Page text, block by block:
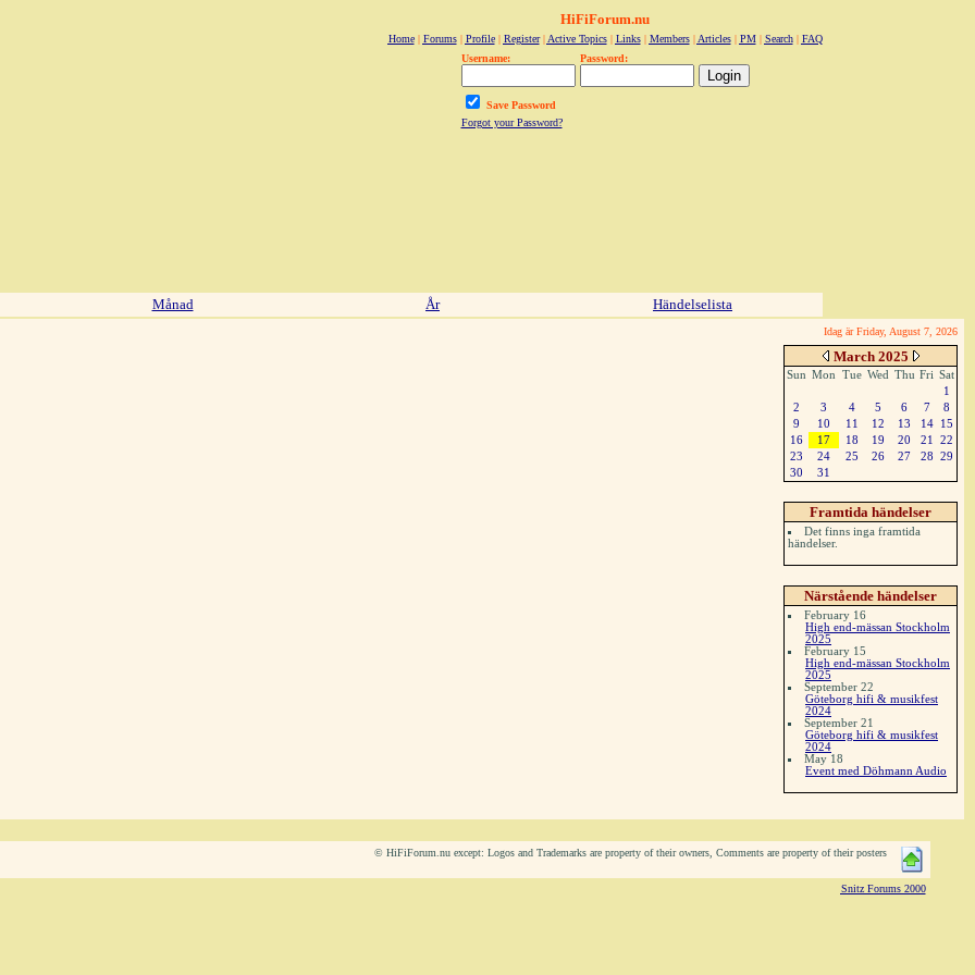
HiFiForum.nu
Home| Forums| Profile| Register| Active Topics| Links| Members| Articles| PM| Search| FAQ
Username:
Password:
Save Password
Forgot your Password?
Månad År Händelselista
Idag är Friday, August 7, 2026
March 2025
Sun Mon Tue Wed Thu Fri Sat
1
2
3 4 5 6 7
8
9
10 11 12 13 14
15
16
17 18 19 20 21
22
23
24 25 26 27 28 29
30
31
Framtida händelser
Det finns inga framtida
händelser.
Närstående händelser
February 16
High end-mässan Stockholm
2025
February 15
High end-mässan Stockholm
2025
September 22
Göteborg hifi & musikfest
2024
September 21
Göteborg hifi & musikfest
2024
May 18
Event med Döhmann Audio
© HiFiForum.nu except: Logos and Trademarks are property of their owners, Comments are property of their posters
Snitz Forums 2000